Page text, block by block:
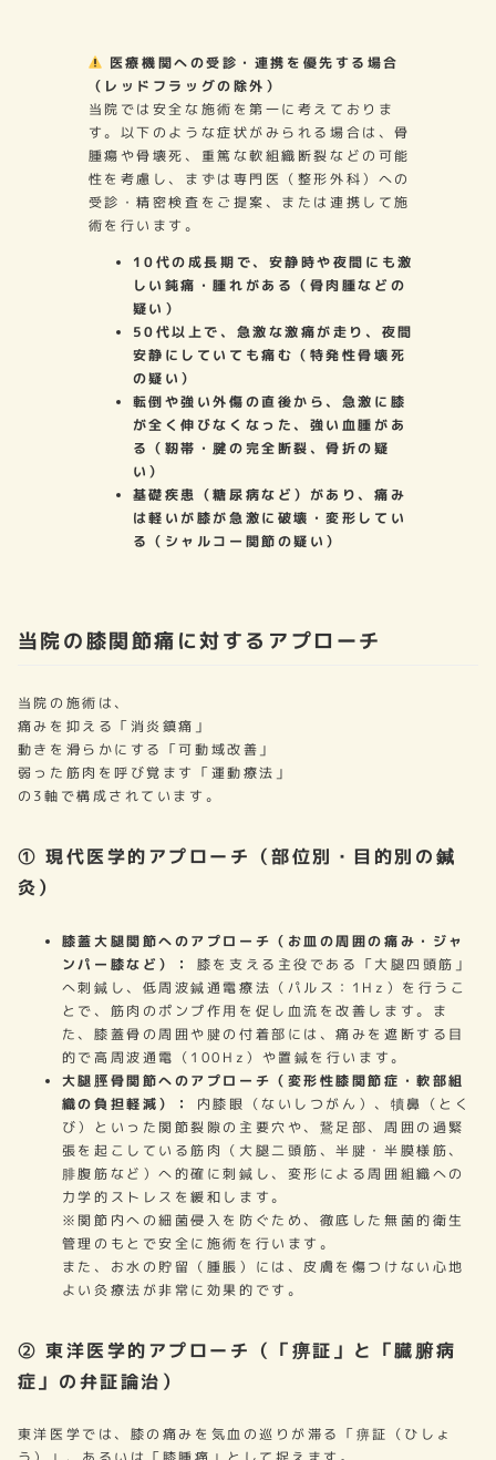
医療機関への受診・連携を優先する場合
（レッドフラッグの除外）
当院では安全な施術を第一に考えておりま
す。以下のような症状がみられる場合は、骨
腫瘍や骨壊死、重篤な軟組織断裂などの可能
性を考慮し、まずは専門医（整形外科）への
受診・精密検査をご提案、または連携して施
術を行います。
10代の成長期で、安静時や夜間にも激
しい鈍痛・腫れがある（骨肉腫などの
疑い）
50代以上で、急激な激痛が走り、夜間
安静にしていても痛む（特発性骨壊死
の疑い）
転倒や強い外傷の直後から、急激に膝
が全く伸びなくなった、強い血腫があ
る（靭帯・腱の完全断裂、骨折の疑
い）
基礎疾患（糖尿病など）があり、痛み
は軽いが膝が急激に破壊・変形してい
る（シャルコー関節の疑い）
当院の膝関節痛に対するアプローチ
当院の施術は、
痛みを抑える「消炎鎮痛」
動きを滑らかにする「可動域改善」
弱った筋肉を呼び覚ます「運動療法」
の3軸で構成されています。
① 現代医学的アプローチ（部位別・目的別の鍼
灸）
膝蓋大腿関節へのアプローチ（お皿の周囲の痛み・ジャ
ンパー膝など）：
膝を支える主役である「大腿四頭筋」
へ刺鍼し、低周波鍼通電療法（パルス：1Hz）を行うこ
とで、筋肉のポンプ作用を促し血流を改善します。ま
た、膝蓋骨の周囲や腱の付着部には、痛みを遮断する目
的で高周波通電（100Hz）や置鍼を行います。
大腿脛骨関節へのアプローチ（変形性膝関節症・軟部組
織の負担軽減）：
内膝眼（ないしつがん）、犢鼻（とく
び）といった関節裂隙の主要穴や、鵞足部、周囲の過緊
張を起こしている筋肉（大腿二頭筋、半腱・半膜様筋、
腓腹筋など）へ的確に刺鍼し、変形による周囲組織への
力学的ストレスを緩和します。
※関節内への細菌侵入を防ぐため、徹底した無菌的衛生
管理のもとで安全に施術を行います。
また、お水の貯留（腫脹）には、皮膚を傷つけない心地
よい灸療法が非常に効果的です。
② 東洋医学的アプローチ（「痹証」と「臓腑病
症」の弁証論治）
東洋医学では、膝の痛みを気血の巡りが滞る「痹証（ひしょ